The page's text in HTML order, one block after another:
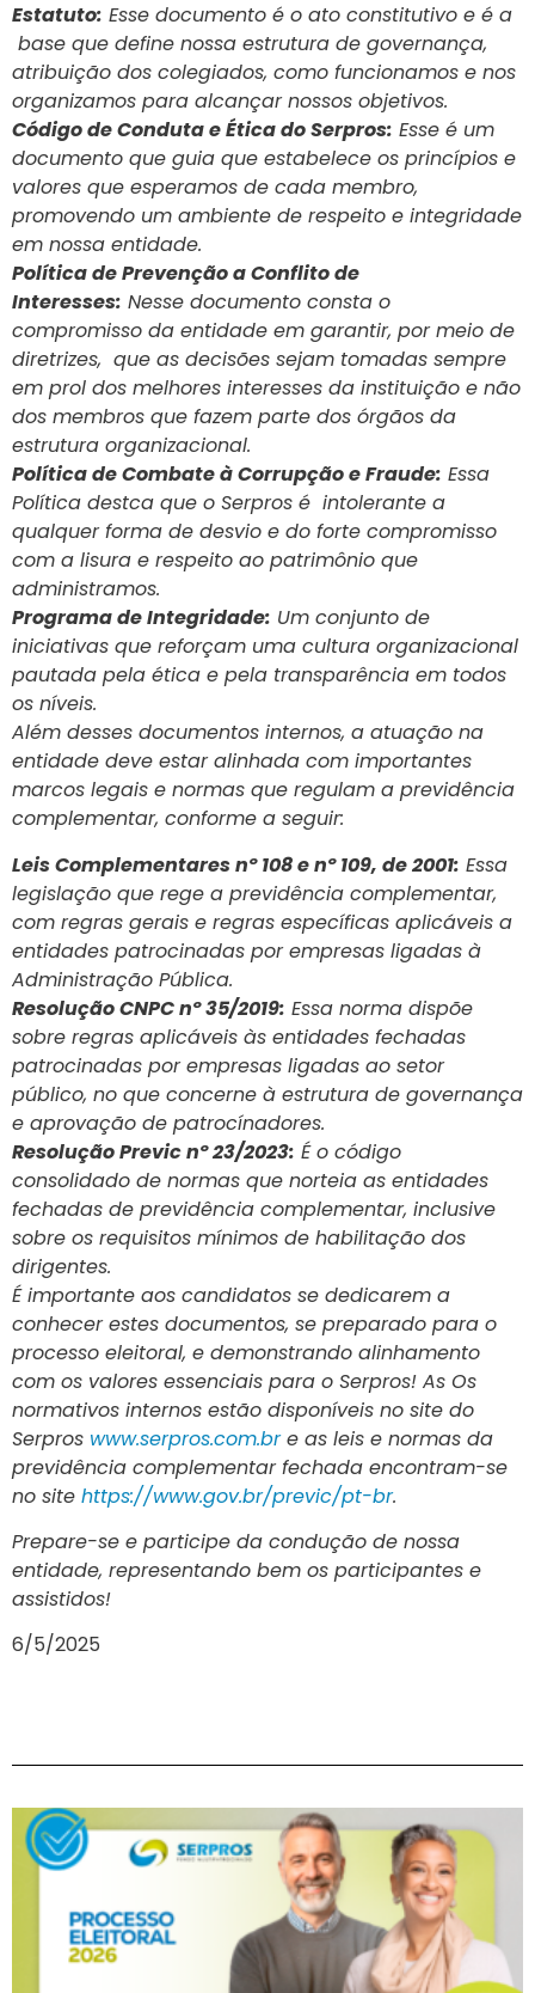
Estatuto: Esse documento é o ato constitutivo e é a
base que define nossa estrutura de governança,
atribuição dos colegiados, como funcionamos e nos
organizamos para alcançar nossos objetivos.
Código de Conduta e Ética do Serpros: Esse é um
documento que guia que estabelece os princípios e
valores que esperamos de cada membro,
promovendo um ambiente de respeito e integridade
em nossa entidade.
Política de Prevenção a Conflito de
Interesses: Nesse documento consta o
compromisso da entidade em garantir, por meio de
diretrizes, que as decisões sejam tomadas sempre
em prol dos melhores interesses da instituição e não
dos membros que fazem parte dos órgãos da
estrutura organizacional.
Política de Combate à Corrupção e Fraude: Essa
Política destca que o Serpros é intolerante a
qualquer forma de desvio e do forte compromisso
com a lisura e respeito ao patrimônio que
administramos.
Programa de Integridade: Um conjunto de
iniciativas que reforçam uma cultura organizacional
pautada pela ética e pela transparência em todos
os níveis.
Além desses documentos internos, a atuação na
entidade deve estar alinhada com importantes
marcos legais e normas que regulam a previdência
complementar, conforme a seguir:
Leis Complementares nº 108 e nº 109, de 2001: Essa
legislação que rege a previdência complementar,
com regras gerais e regras específicas aplicáveis a
entidades patrocinadas por empresas ligadas à
Administração Pública.
Resolução CNPC nº 35/2019: Essa norma dispõe
sobre regras aplicáveis às entidades fechadas
patrocinadas por empresas ligadas ao setor
público, no que concerne à estrutura de governança
e aprovação de patrocínadores.
Resolução Previc nº 23/2023: É o código
consolidado de normas que norteia as entidades
fechadas de previdência complementar, inclusive
sobre os requisitos mínimos de habilitação dos
dirigentes.
É importante aos candidatos se dedicarem a
conhecer estes documentos, se preparado para o
processo eleitoral, e demonstrando alinhamento
com os valores essenciais para o Serpros! As Os
normativos internos estão disponíveis no site do
Serpros www.serpros.com.bre as leis e normas da
previdência complementar fechada encontram-se
no site https://www.gov.br/previc/pt-br.
Prepare-se e participe da condução de nossa
entidade, representando bem os participantes e
assistidos!
6/5/2025